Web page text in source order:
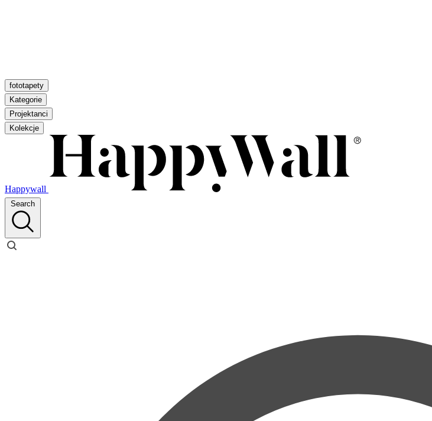
fototapety
Kategorie
Projektanci
Kolekcje
Happywall
Search